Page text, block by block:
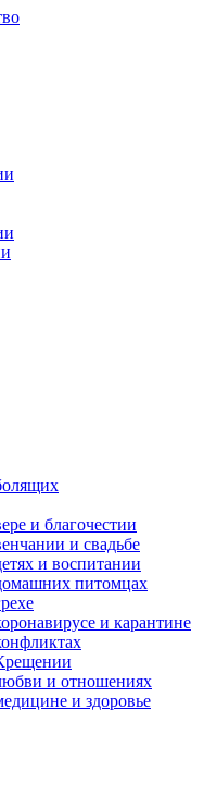
и благочестии
и свадьбе
и воспитании
питомцах
и карантине
и отношениях
и здоровье